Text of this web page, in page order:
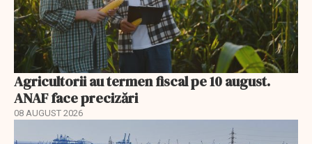
Agricultorii au termen fiscal pe 10 august.
ANAF face precizări
08 AUGUST 2026